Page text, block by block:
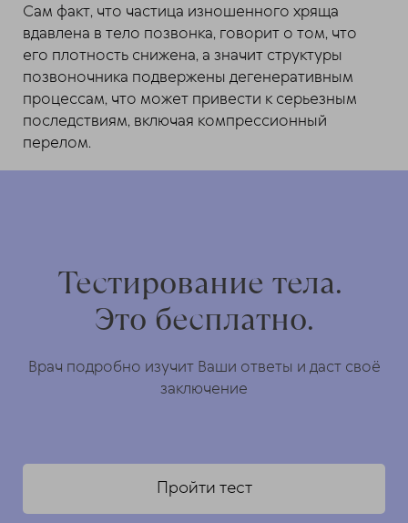
Сам факт, что частица изношенного хряща
вдавлена в тело позвонка, говорит о том, что
его плотность снижена, а значит структуры
позвоночника подвержены дегенеративным
процессам, что может привести к серьезным
последствиям, включая компрессионный
перелом.
Тестирование тела.
Это бесплатно.
Врач подробно изучит Ваши ответы и даст своё
заключение
Пройти тест